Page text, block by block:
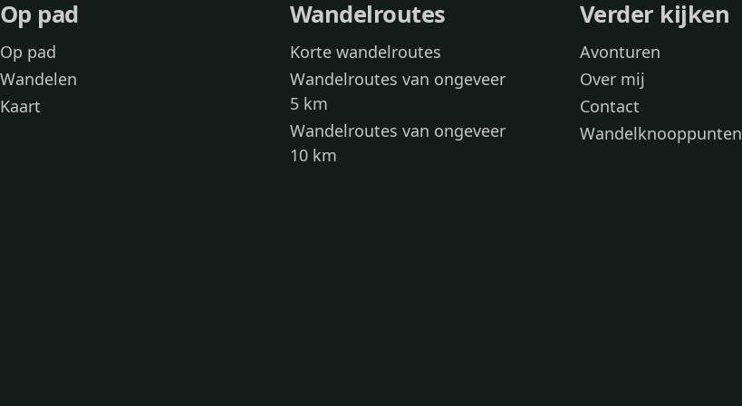
Op pad
Op pad
Wandelen
Kaart
Wandelroutes
Korte wandelroutes
Wandelroutes van ongeveer
5 km
Wandelroutes van ongeveer
10 km
Verder kijken
Avonturen
Over mij
Contact
Wandelknooppunten